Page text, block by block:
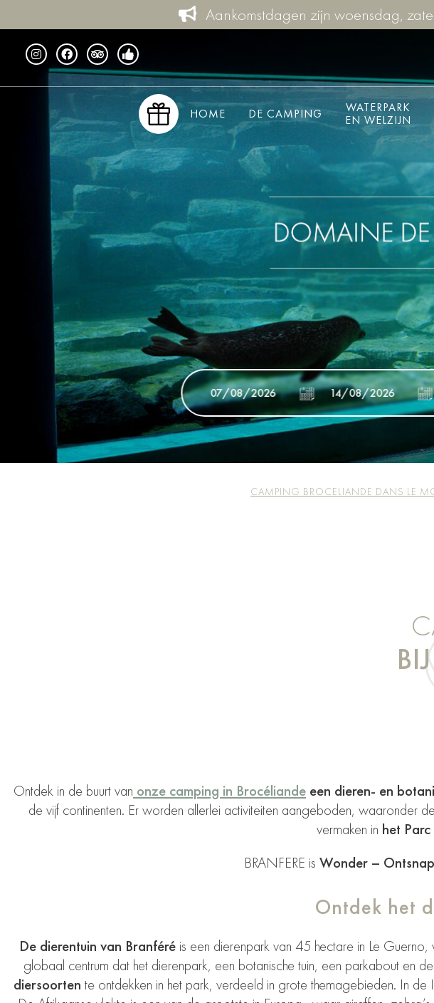
Aankomstdagen zijn woensdag,
HOME DE CAMPING
WATERPARK
EN WELZIJN
CAMPING BROCELIANDE DANS LE
Ontdek in de buurt van onze camping in Brocéliande een dieren- en
de vijf continenten. Er worden allerlei activiteiten aangeboden, waaronder
vermaken in het
BRANFERE is Wonder –
Ontdek het
De dierentuin van Branféré is een dierenpark van 45 hectare in Le
globaal centrum dat het dierenpark, een botanische tuin, een parkabout en
diersoorten te ontdekken in het park, verdeeld in grote themagebieden. In de